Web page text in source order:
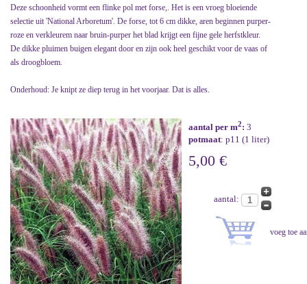
Deze schoonheid vormt een flinke pol met forse,. Het is een vroeg bloeiende
selectie uit 'National Arboretum'. De forse, tot 6 cm dikke, aren beginnen purper-
roze en verkleurem naar bruin-purper het blad krijgt een fijne gele herfstkleur.
De dikke pluimen buigen elegant door en zijn ook heel geschikt voor de vaas of
als droogbloem.
Onderhoud: Je knipt ze diep terug in het voorjaar. Dat is alles.
aantal per m2: 3
potmaat: p11 (1 liter)
5,00 €
aantal: